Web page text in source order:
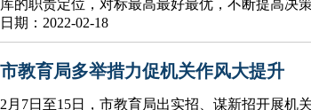
库的职责定位，对标最高最好最优，不断提高决
日期：2022-02-18
市教育局多举措力促机关作风大提升
2月7日至15日，市教育局出实招、谋新招开展机